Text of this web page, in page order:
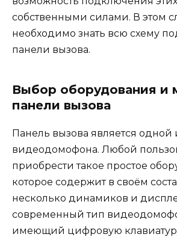
собственными силами. В этом
необходимо знать всю схему
панели вызова.
Выбор оборудования и
панели вызова
Панель вызова является одной
видеодомофона. Любой
приобрести такое простое
которое содержит в своём
несколько динамиков и
современный тип
имеющий цифровую